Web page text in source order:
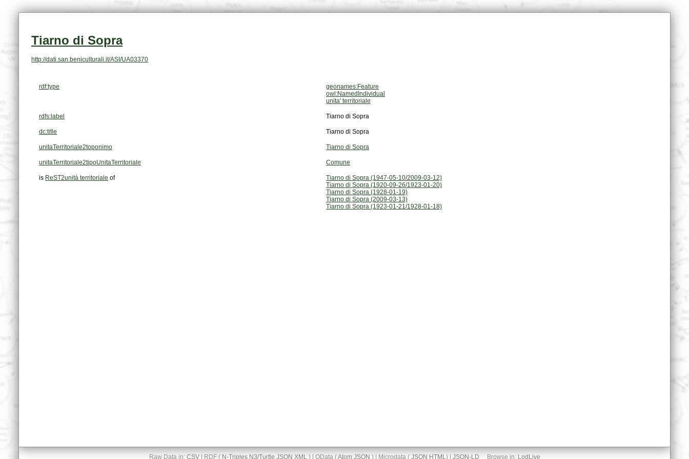
Tiarno di Sopra
http://dati.san.beniculturali.it/ASI/UA03370
rdf:type
geonames:Feature
owl:NamedIndividual
unita' territoriale
rdfs:label Tiarno di Sopra
dc:title Tiarno di Sopra
unitaTerritoriale2toponimo Tiarno di Sopra
unitaTerritoriale2tipoUnitaTerritoriale Comune
is ReST2unità territoriale of
Tiarno di Sopra (1947-05-10/2009-03-12)
Tiarno di Sopra (1920-09-26/1923-01-20)
Tiarno di Sopra (1928-01-19)
Tiarno di Sopra (2009-03-13)
Tiarno di Sopra (1923-01-21/1928-01-18)
Raw Data in: CSV| RDF ( N-Triples N3/Turtle JSON XML) | OData (Atom JSON ) | Microdata ( JSON HTML) | JSON-LD Browse in: LodLive